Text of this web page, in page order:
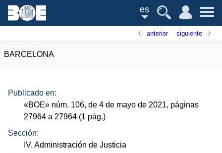
es
anterior siguiente
BARCELONA
Publicado en:
«BOE» núm. 106, de 4 de mayo de 2021, páginas
27964 a 27964 (1 pág.)
Sección:
IV. Administración de Justicia